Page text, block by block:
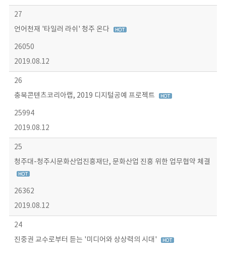
27
언어천재 '타일러 라쉬' 청주 온다
26050
2019.08.12
26
충북콘텐츠코리아랩, 2019 디지털공예 프로젝트
25994
2019.08.12
25
청주대-청주시문화산업진흥재단, 문화산업 진흥 위한 업무협약 체결
26362
2019.08.12
24
진중권 교수로부터 듣는 '미디어와 상상력의 시대'